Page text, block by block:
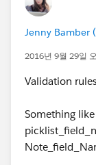
Jenny Bamber
2016년 9월 29일
Validation
Something